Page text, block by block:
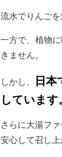
流水でりんご
一方で、植物
きません。
しかし、
日
しています
さらに大湯フ
安心して召し上